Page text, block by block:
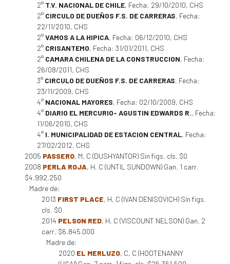
2° T.V. NACIONAL DE CHILE, Fecha: 29/10/2010, CHS
2° CIRCULO DE DUEÑOS F.S. DE CARRERAS, Fecha:
22/11/2010, CHS
2°VAMOS A LA HIPICA, Fecha: 06/12/2010, CHS
2° CRISANTEMO, Fecha: 31/01/2011, CHS
2° CAMARA CHILENA DE LA CONSTRUCCION, Fecha:
26/08/2011, CHS
3° CIRCULO DE DUEÑOS F.S. DE CARRERAS, Fecha:
23/11/2009, CHS
4° NACIONAL MAYORES, Fecha: 02/10/2009, CHS
4° DIARIO EL MERCURIO- AGUSTIN EDWARDS R., Fecha:
11/06/2010, CHS
4° I. MUNICIPALIDAD DE ESTACION CENTRAL, Fecha:
27/02/2012, CHS
2005 PASSERO, M, C (DUSHYANTOR) Sin figs. cls. $0
2008 PERLA ROJA, H, C (UNTIL SUNDOWN) Gan. 1 carr.
$4.992.250
Madre de:
2013 FIRST PLACE, H, C (IVAN DENISOVICH) Sin figs.
cls. $0
2014 PELSON RED, H, C (VISCOUNT NELSON) Gan. 2
carr. $6.845.000
Madre de:
2020 EL MERLUZO, C, C (HOOTENANNY